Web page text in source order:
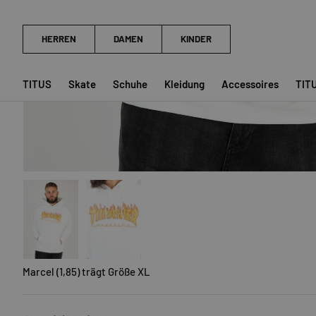
TITUS Skate Schuhe Kleidung Accessoires
Bild 1 in Galerieansicht ladenBild 2 in Galerieansicht laden
Marcel (1,85) trägt Größe XL